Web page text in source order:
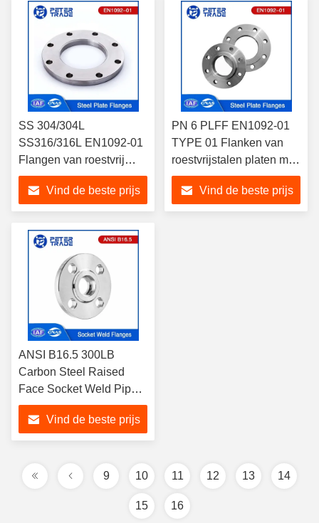
SS 304/304L
SS316/316L EN1092-01
Flangen van roestvrij
staalplaten PN 10 PLFF
voor buisbouw
Vind de beste prijs
PN 6 PLFF EN1092-01
TYPE 01 Flanken van
roestvrijstalen platen met
platte oppervlak voor
industriële toepassingen
Vind de beste prijs
ANSI B16.5 300LB
Carbon Steel Raised
Face Socket Weld Pipe
Flange SWRF
Vind de beste prijs
9 10 11 12 13 14
15 16